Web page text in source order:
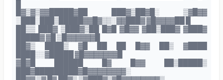
█▓▒▓▒▓▓█████▓██ ███▓▒██▓█░ ▒▓█▓▓
░███░███▒█████▓▓█▓▒▒░▓▓███▓ ▓█▓▓▓▓██ █
██▒▒ ███▓ ▒███▓▒██ █▓█ ▓█▓▓ ▓██▒███▓ ▓███▓
█████▓ ▓█ ▒█▓▓▓▓▓▓█
██▓▒ ████▒ ▓█ ██ ██ █▓▓ ██▒ ▓████
████░░▓█████ ▓█▓▓▓▓▓▓▓█
▓█▓█ ██████ █▓ █▓▓ ██▒█████▒
███▓█████████▓█▓▓▓▓▓▓▓▓░